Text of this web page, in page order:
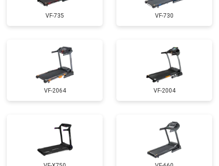
VF-735 VF-730
VF-2064 VF-2004